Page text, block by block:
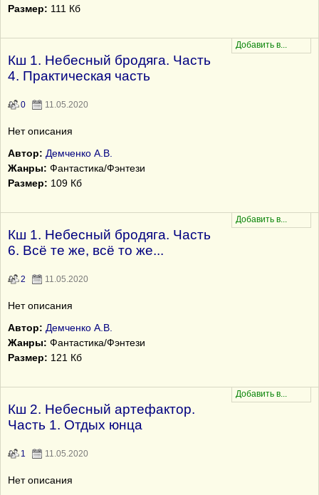
Размер: 111 Кб
Кш 1. Небесный бродяга. Часть
4. Практическая часть
0 11.05.2020
Нет описания
Автор: Демченко А.В.
Жанры: Фантастика/Фэнтези
Размер: 109 Кб
Кш 1. Небесный бродяга. Часть
6. Всё те же, всё то же...
2 11.05.2020
Нет описания
Автор: Демченко А.В.
Жанры: Фантастика/Фэнтези
Размер: 121 Кб
Кш 2. Небесный артефактор.
Часть 1. Отдых юнца
1 11.05.2020
Нет описания